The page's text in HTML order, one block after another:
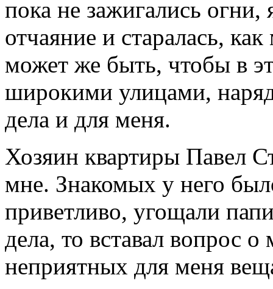
пока не зажигались огни,
отчаяние и старалась,
может же быть, чтобы в
широкими улицами,
дела и для меня.
Хозяин квартиры Павел
мне. Знакомых у него
приветливо, угощали
дела, то вставал вопрос
неприятных для меня